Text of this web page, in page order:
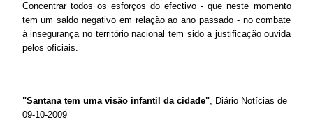
Concentrar todos os esforços do efectivo - que neste momento
tem um saldo negativo em relação ao ano passado - no combate
à insegurança no território nacional tem sido a justificação ouvida
pelos oficiais.
"Santana tem uma visão infantil da cidade", Diário Notícias de
09-10-2009